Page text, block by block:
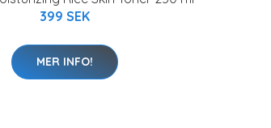
399 SEK
MER INFO!